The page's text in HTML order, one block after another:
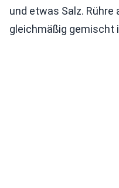
und etwas Salz. Rühre
gleichmäßig gemischt